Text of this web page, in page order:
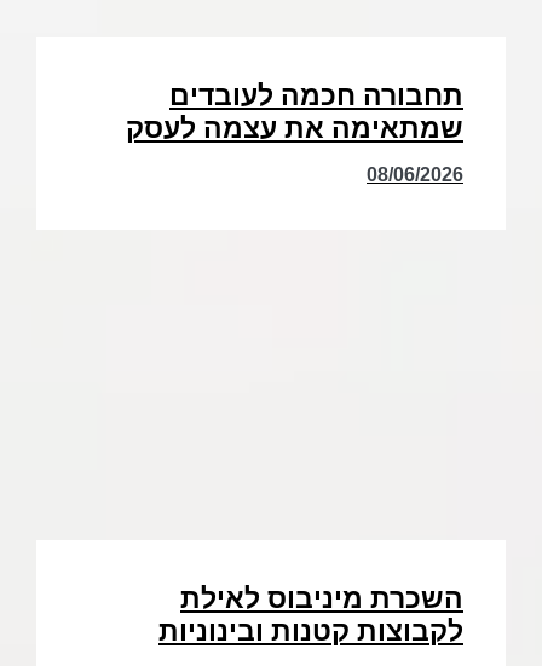
תחבורה חכמה לעובדים
שמתאימה את עצמה לעסק
08/06/2026
השכרת מיניבוס לאילת
לקבוצות קטנות ובינוניות